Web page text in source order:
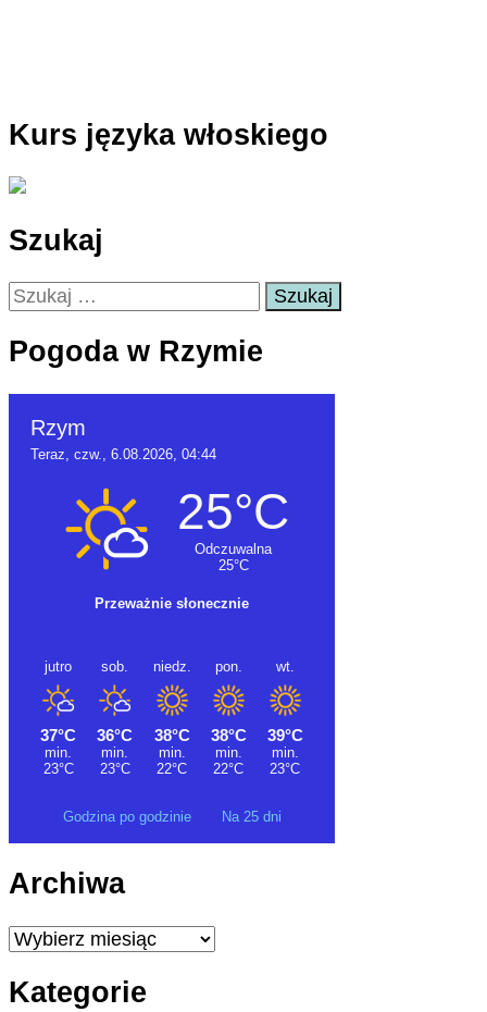
Kurs języka włoskiego
Szukaj
Szukaj:
Pogoda w Rzymie
Godzina po godzinie Na 25 dni
Archiwa
Archiwa
Kategorie